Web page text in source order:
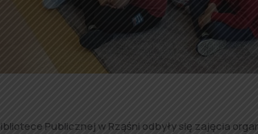
Publicznej w Rząśni odbyły się zajęcia